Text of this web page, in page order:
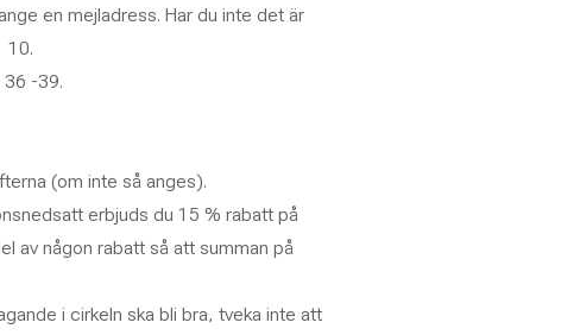
en mejladress. Har du inte det är
10.
36 -39.
(om inte så anges).
erbjuds du 15 % rabatt på
av någon rabatt så att summan på
i cirkeln ska bli bra, tveka inte att